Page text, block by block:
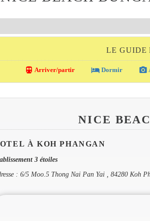
LE GUIDE
directions_transit Arriver/partir local_hotel Dormir photo_camera
NICE
À KOH PHANGAN
3 étoiles
: 6/5 Moo.5 Thong Nai Pan Yai , 84280 Koh